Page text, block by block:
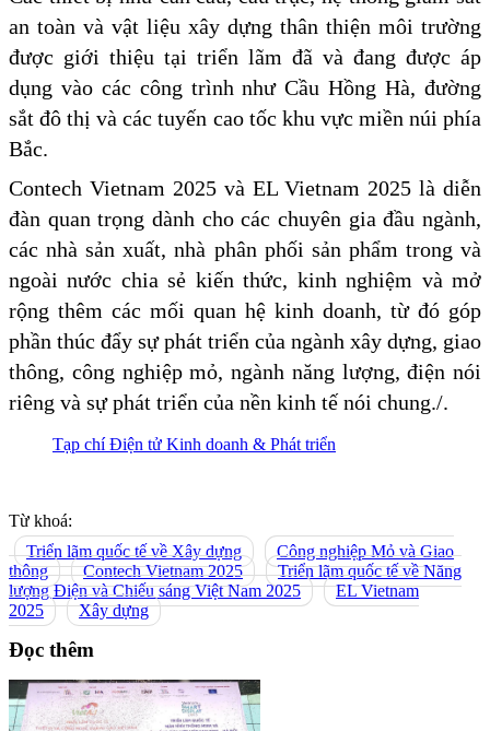
an toàn và vật liệu xây dựng thân thiện môi trường
được giới thiệu tại triển lãm đã và đang được áp
dụng vào các công trình như Cầu Hồng Hà, đường
sắt đô thị và các tuyến cao tốc khu vực miền núi phía
Bắc.
Contech Vietnam 2025 và EL Vietnam 2025 là diễn
đàn quan trọng dành cho các chuyên gia đầu ngành,
các nhà sản xuất, nhà phân phối sản phẩm trong và
ngoài nước chia sẻ kiến thức, kinh nghiệm và mở
rộng thêm các mối quan hệ kinh doanh, từ đó góp
phần thúc đẩy sự phát triển của ngành xây dựng, giao
thông, công nghiệp mỏ, ngành năng lượng, điện nói
riêng và sự phát triển của nền kinh tế nói chung./.
Tạp chí Điện tử Kinh doanh & Phát triển
Từ khoá:
Triển lãm quốc tế về Xây dựng
Công nghiệp Mỏ và Giao
thông
Contech Vietnam 2025
Triển lãm quốc tế về Năng
lượng Điện và Chiếu sáng Việt Nam 2025
EL Vietnam
2025
Xây dựng
Đọc thêm